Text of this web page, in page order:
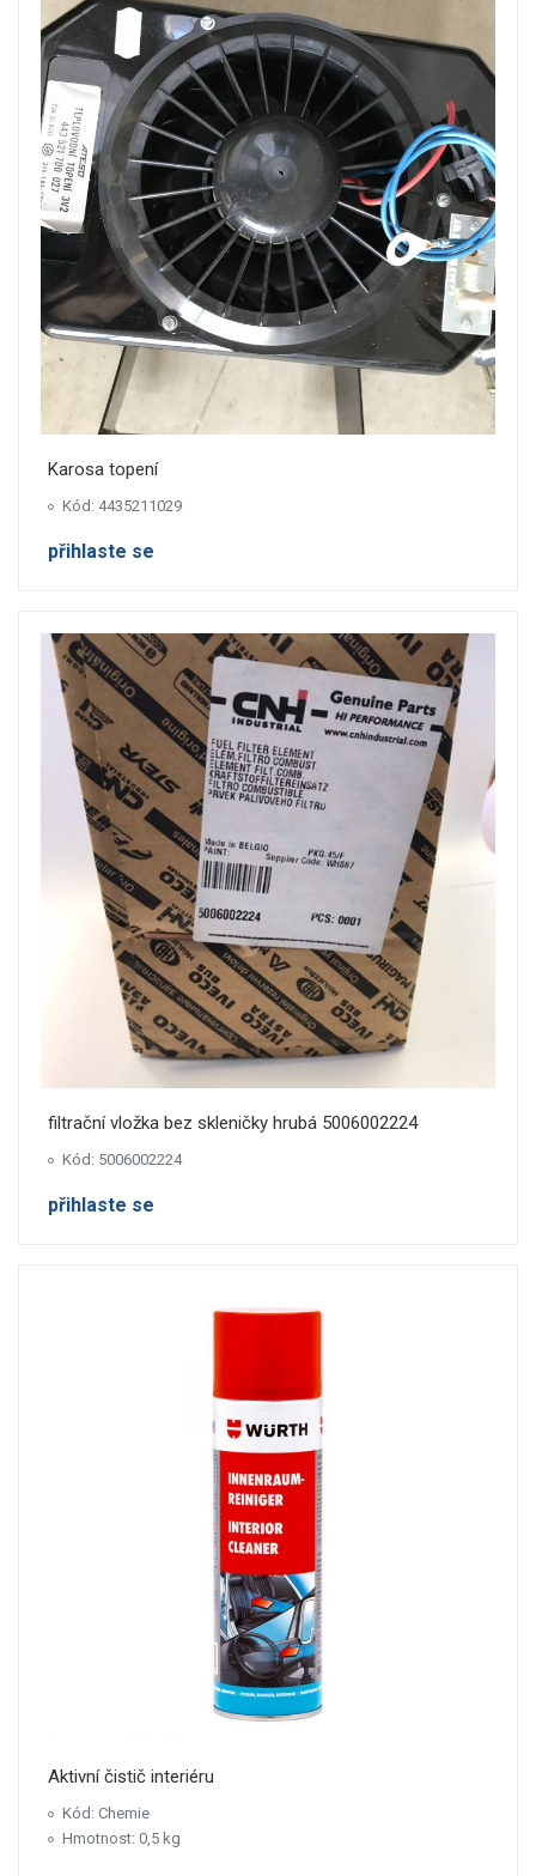
Karosa topení
Kód: 4435211029
přihlaste se
filtrační vložka bez skleničky hrubá 5006002224
Kód: 5006002224
přihlaste se
Aktivní čistič interiéru
Kód: Chemie
Hmotnost: 0,5 kg